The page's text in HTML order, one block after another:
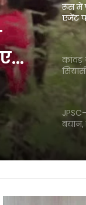
रूस में
एजेंट
कांवड़